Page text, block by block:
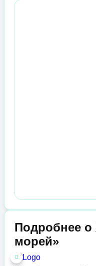
Подробнее
морей»